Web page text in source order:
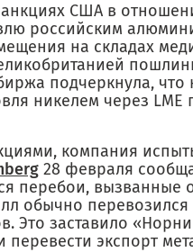
США в
российским
на складах
подчеркнула, что
никелем через LME
компания
28 февраля
перебои, вызванные
обычно перевозился
Это заставило
перевести экспорт